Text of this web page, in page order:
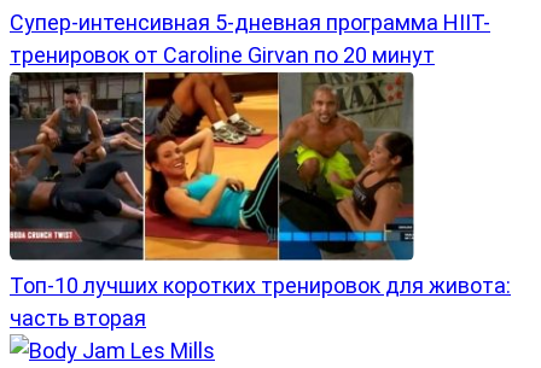
Супер-интенсивная 5-дневная программа HIIT-
тренировок от Caroline Girvan по 20 минут
Топ-10 лучших коротких тренировок для живота:
часть вторая